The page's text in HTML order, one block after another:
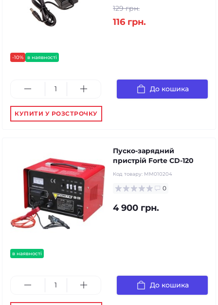
-10% в наявності
129 грн.
116 грн.
До кошика
КУПИТИ У РОЗСТРОЧКУ
в наявності
Пуско-зарядний
пристрій Forte CD-120
Код товару: MM010204
0
4 900 грн.
До кошика